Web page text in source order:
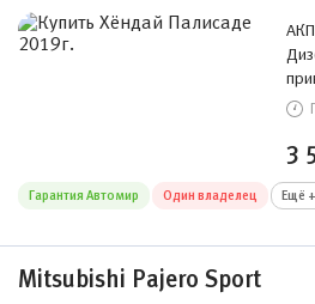
3
Гарантия Автомир Один владелец Ещё
Mitsubishi Pajero Sport